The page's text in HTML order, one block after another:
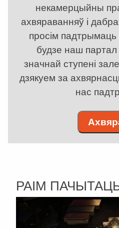
некамерцыйны
ахвяраванняў і
просім
будзе наш партал
значнай ступені
дзякуем за
нас
РАІМ